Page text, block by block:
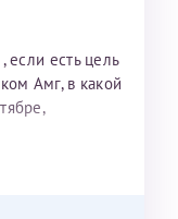
если есть цель
Амг, в какой